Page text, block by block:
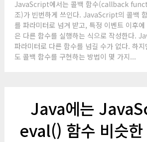
JavaScript에서는 콜백 함수(callback
조)가 빈번하게 쓰인다. JavaScript의 콜백
를 파라미터로 넘겨 받고, 특정 이벤트 이후
은 다른 함수를 실행하는 식으로 작성한다.
파라미터로 다른 함수를 넘길 수가 없다. 하
도 콜백 함수를 구현하는 방법이 몇 가지...
Java에는
eval() 함수 비슷한